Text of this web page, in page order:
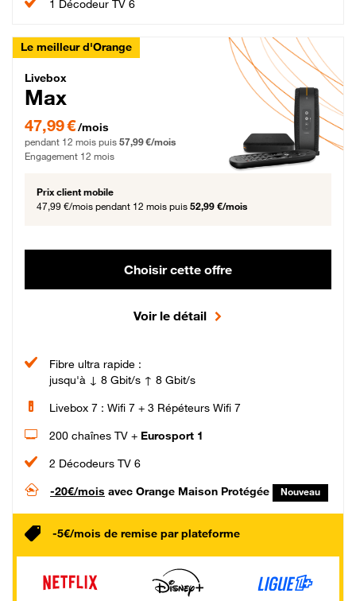
1 Décodeur TV 6
Le meilleur d'Orange
Livebox Max Fibre
Livebox
Max
47,99 € par mois pendant 12 mois puis 57,99 € par mois, Engagement 12 mois
47,99 €/mois
pendant 12 mois puis 57,99 €/mois
Engagement 12 mois
Prix client mobile
47,99 €/mois pendant 12 mois puis 52,99 €/mois
Choisir cette offre
Voir le détail
Fibre ultra rapide :
jusqu'à ↓ 8 Gbit/s ↑ 8 Gbit/s
Livebox 7 : Wifi 7 + 3 Répéteurs Wifi 7
200 chaînes TV + Eurosport 1
2 Décodeurs TV 6
-20€/mois avec Orange Maison Protégée Nouveau
-5€/mois de remise par plateforme